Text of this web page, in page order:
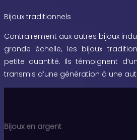
Bijoux traditionnels
Contrairement aux autres bijoux
grande échelle, les bijoux
petite quantité. Ils témoignent
transmis d’une génération à une
Bijoux en argent